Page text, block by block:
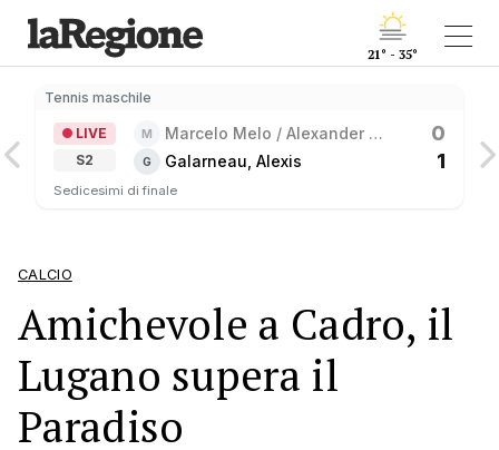
21° - 35°
Tennis maschile
LIVE
S2
M
Marcelo Melo / Alexander
Zverev
0
G Galarneau, Alexis 1
Sedicesimi di finale
CALCIO
Amichevole a Cadro, il
Lugano supera il
Paradiso